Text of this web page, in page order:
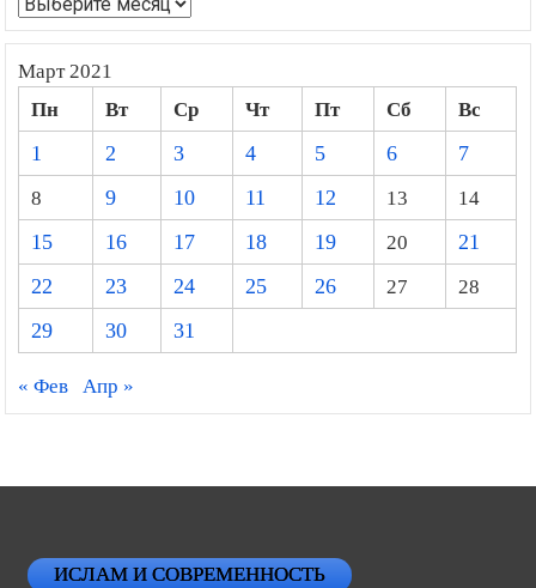
Март 2021
Пн Вт Ср Чт Пт Сб
Вс
1
2 3 4 5 6
7
8
9 10 11 12 13
14
15
16 17 18 19 20
21
22
23 24 25 26 27
28
29
30 31
« Фев Апр »
ИСЛАМ И СОВРЕМЕННОСТЬ